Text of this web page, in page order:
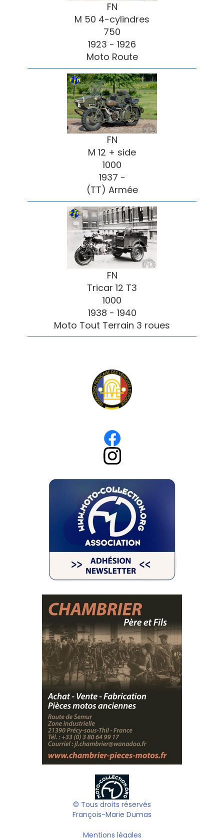
FN
M 50 4-cylindres
750
1923 - 1926
Moto Route
FN
M 12 + side
1000
1937 -
(TT) Armée
FN
Tricar 12 T3
1000
1938 - 1940
Moto Tout Terrain 3 roues
© Tous droits réservés
François-Marie Dumas
Mentions légales